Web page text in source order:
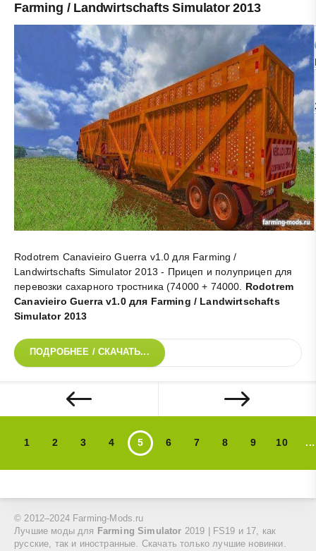
Farming / Landwirtschafts Simulator 2013
Rodotrem Canavieiro Guerra v1.0 для Farming /
Landwirtschafts Simulator 2013 - Прицеп и полуприцеп для
перевозки сахарного тростника (74000 + 74000
Rodotrem
Canavieiro Guerra v1.0 для Farming / Landwirtschafts
Simulator 2013
ПОДРОБНЕЕ / СКАЧАТЬ...
1 2 3 4 5 6 7 8 9 10 ...
© 2012–2024 Farming-Mods.ru
Лучшие моды для
Farming Simulator 2019 | FS19 и 17, как
русские, так и иностранные. Скачать только лучшие новинки.